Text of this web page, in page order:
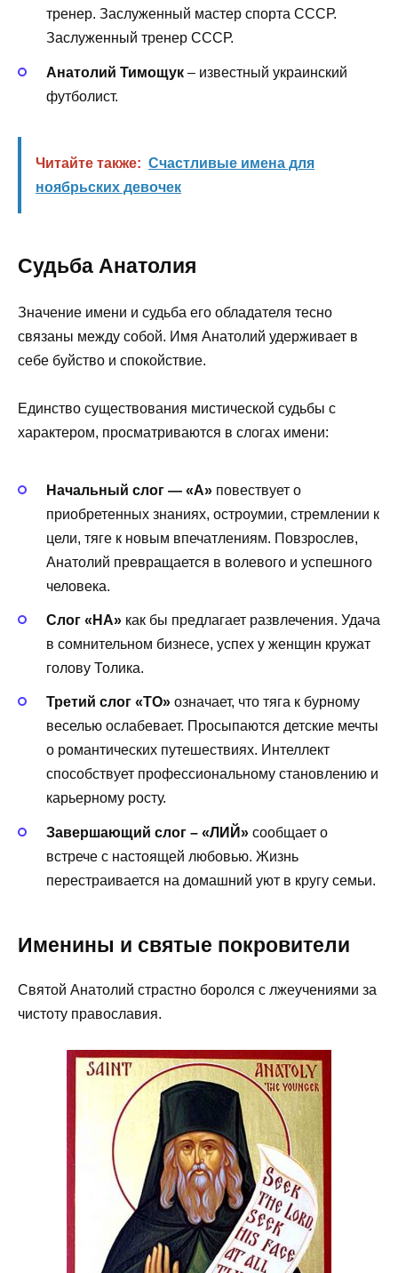
тренер. Заслуженный мастер спорта СССР.
Заслуженный тренер СССР.
Анатолий Тимощук – известный украинский
футболист.
Читайте также: Счастливые имена для
ноябрьских девочек
Судьба Анатолия
Значение имени и судьба его обладателя тесно
связаны между собой. Имя Анатолий удерживает в
себе буйство и спокойствие.
Единство существования мистической судьбы с
характером, просматриваются в слогах имени:
Начальный слог — «А» повествует о
приобретенных знаниях, остроумии, стремлении к
цели, тяге к новым впечатлениям. Повзрослев,
Анатолий превращается в волевого и успешного
человека.
Слог «НА» как бы предлагает развлечения. Удача
в сомнительном бизнесе, успех у женщин кружат
голову Толика.
Третий слог «ТО» означает, что тяга к бурному
веселью ослабевает. Просыпаются детские мечты
о романтических путешествиях. Интеллект
способствует профессиональному становлению и
карьерному росту.
Завершающий слог – «ЛИЙ» сообщает о
встрече с настоящей любовью. Жизнь
перестраивается на домашний уют в кругу семьи.
Именины и святые покровители
Святой Анатолий страстно боролся с лжеучениями за
чистоту православия.